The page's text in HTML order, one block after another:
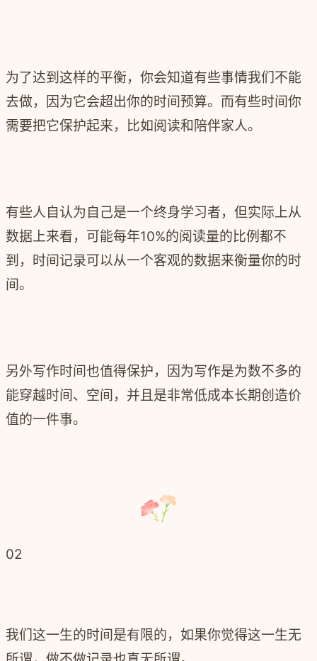
为了达到这样的平衡，你会知道有些事情我们不能
去做，因为它会超出你的时间预算。而有些时间你
需要把它保护起来，比如阅读和陪伴家人。
有些人自认为自己是一个终身学习者，但实际上从
数据上来看，可能每年10%的阅读量的比例都不
到，时间记录可以从一个客观的数据来衡量你的时
间。
另外写作时间也值得保护，因为写作是为数不多的
能穿越时间、空间，并且是非常低成本长期创造价
值的一件事。
02
我们这一生的时间是有限的，如果你觉得这一生无